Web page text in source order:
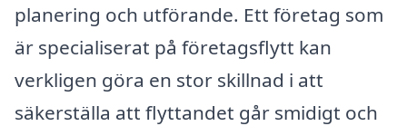
planering och utförande. Ett företag som
är specialiserat på företagsflytt kan
verkligen göra en stor skillnad i att
säkerställa att flyttandet går smidigt och